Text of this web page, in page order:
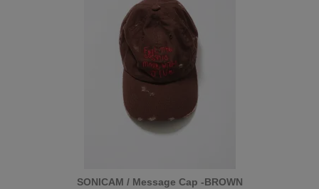
SONICAM / Message Cap -BROWN